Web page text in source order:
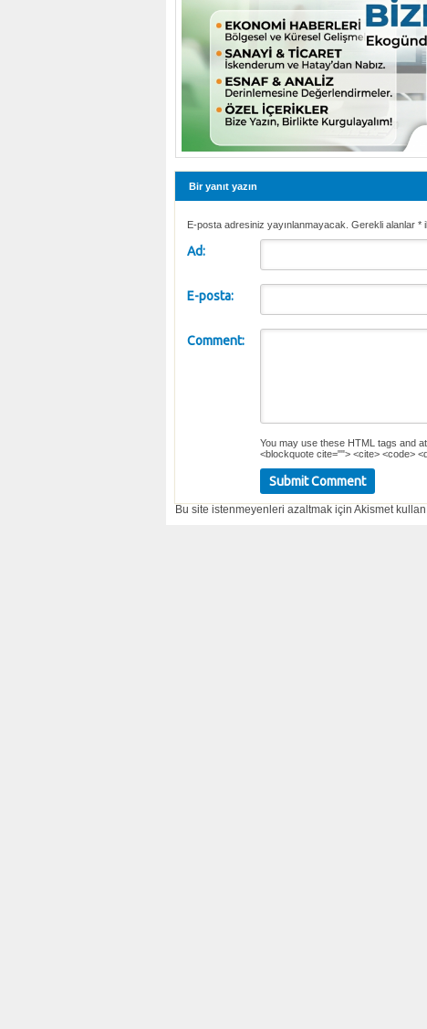
Bir yanıt yazın
E-posta adresiniz yayınlanmayacak. Gerekli alanlar *
Ad:
E-posta:
Comment:
You may use these HTML tags and
<blockquote cite=""> <cite> <code>
Bu site istenmeyenleri azaltmak için Akismet